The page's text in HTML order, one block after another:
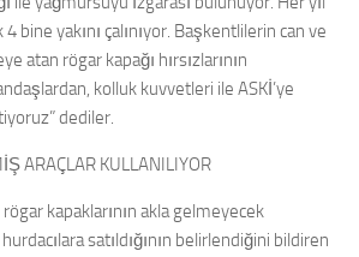
4 bine yakını çalınıyor. Başkentlilerin can ve
atan rögar kapağı hırsızlarının
kolluk kuvvetleri ile ASKİ’ye
dediler.
ARAÇLAR KULLANILIYOR
kapaklarının akla gelmeyecek
satıldığının belirlendiğini bildiren